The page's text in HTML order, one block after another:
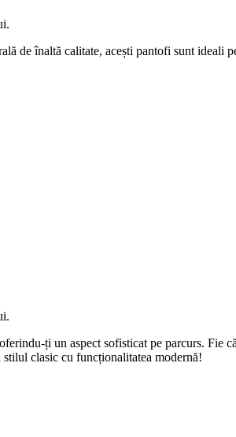
de înaltă calitate, acești pantofi sunt
ți un aspect sofisticat pe parcurs.
clasic cu funcționalitatea modernă!